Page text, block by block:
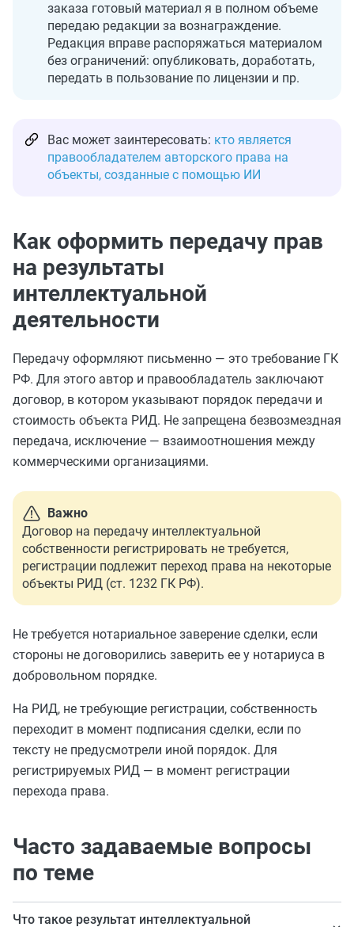
заказа готовый материал я в полном объеме
передаю редакции за вознаграждение.
Редакция вправе распоряжаться материалом
без ограничений: опубликовать, доработать,
передать в пользование по лицензии и пр.
Вас может заинтересовать: кто является
правообладателем авторского права на
объекты, созданные с помощью ИИ
Как оформить передачу прав
на результаты
интеллектуальной
деятельности
Передачу оформляют письменно — это требование ГК
РФ. Для этого автор и правообладатель заключают
договор, в котором указывают порядок передачи и
стоимость объекта РИД. Не запрещена безвозмездная
передача, исключение — взаимоотношения между
коммерческими организациями.
Важно
Договор на передачу интеллектуальной
собственности регистрировать не требуется,
регистрации подлежит переход права на некоторые
объекты РИД (ст. 1232 ГК РФ).
Не требуется нотариальное заверение сделки, если
стороны не договорились заверить ее у нотариуса в
добровольном порядке.
На РИД, не требующие регистрации, собственность
переходит в момент подписания сделки, если по
тексту не предусмотрели иной порядок. Для
регистрируемых РИД — в момент регистрации
перехода права.
Часто задаваемые вопросы
по теме
Что такое результат интеллектуальной